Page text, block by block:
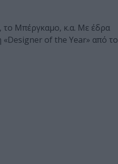
το Μπέργκαμο, κ.α. Με έδρα
«Designer of the Year» από το